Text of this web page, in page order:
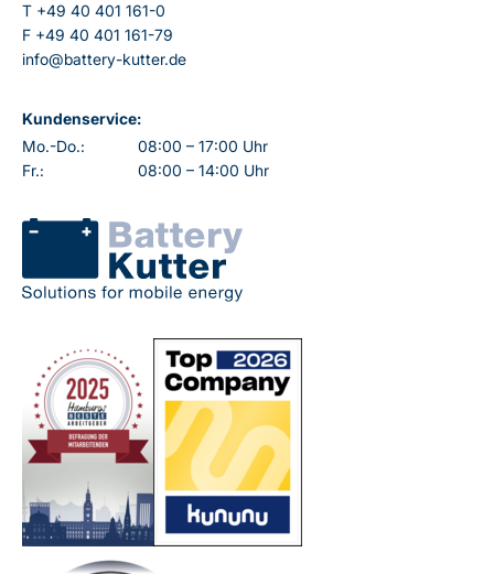
T +49 40 401 161-0
F +49 40 401 161-79
info@battery-kutter.de
Kundenservice:
Mo.-Do.:
08:00 – 17:00 Uhr
Fr.:
08:00 – 14:00 Uhr